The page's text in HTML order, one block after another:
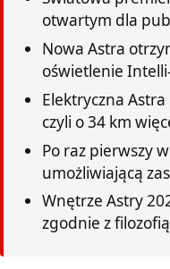
otwartym dla
Nowa Astra
oświetlenie
Elektryczna
czyli o 34 km
Po raz pierwszy
umożliwiającą
Wnętrze Astry
zgodnie z